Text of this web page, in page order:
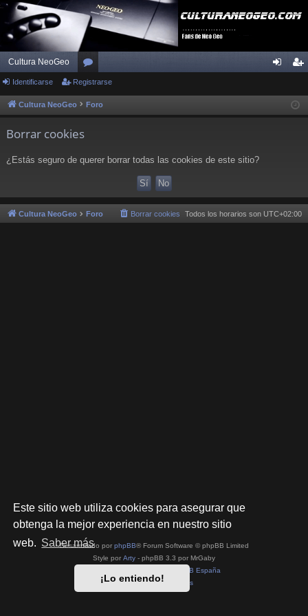
Este sitio web utiliza cookies para asegurar que
obtenga la mejor experiencia en nuestro sitio
web. Saber más
¡Lo entiendo!
Cultura NeoGeo
or
os ist
Identificarse Registrarse
Cultura NeoGeo Foro
Borrar cookies
¿Estás seguro de querer borrar todas las cookies de este sitio?
Cultura NeoGeo Foro Todos los horarios son UTC+02:00
Borrar cookies
Desarrollado por phpBB® Forum Software © phpBB Limited
Style por Arty - phpBB 3.3 por MrGaby
phpBB España
Privacidad|Condiciones